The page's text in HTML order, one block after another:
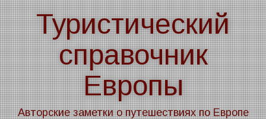
Skip
to
content
Туристический
справочник
Европы
Авторские заметки о путешествиях по Европе